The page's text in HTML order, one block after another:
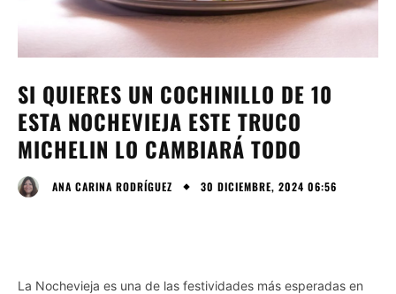
SI QUIERES UN COCHINILLO DE 10
ESTA NOCHEVIEJA ESTE TRUCO
MICHELIN LO CAMBIARÁ TODO
ANA CARINA RODRÍGUEZ 30 DICIEMBRE, 2024 06:56
La Nochevieja es una de las festividades más esperadas en